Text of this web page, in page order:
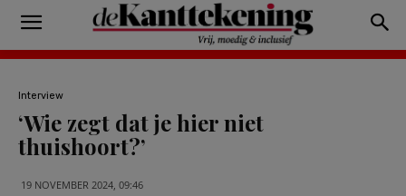
Interview
‘Wie zegt dat je hier niet
thuishoort?’
19 NOVEMBER 2024, 09:46